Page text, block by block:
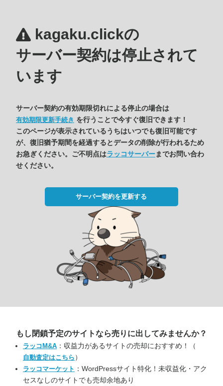
kagaku.clickの
サーバー契約は停止されて
います
サーバー契約の有効期限切れによる停止の場合は
有効期限更新手続き を行うことで今すぐ復旧できます！
このページが表示されているうちはいつでも復旧可能です
が、復旧猶予期間を経過するとデータの削除が行われるため
お急ぎください。ご不明点はラッコサーバーまでお問い合わ
せください。
サーバー契約を更新する
もし閉鎖予定のサイトなら売りに出してみませんか？
ラッコM&A ：収益力があるサイトの売却におすすめ！（
自動査定はこちら ）
ラッコマーケット ：WordPressサイト特化！未収益化・アク
セスなしのサイトでも売却余地あり